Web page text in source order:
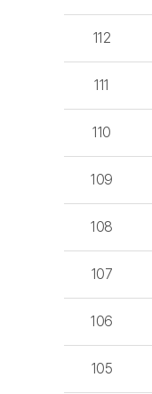
112
111
110
109
108
107
106
105